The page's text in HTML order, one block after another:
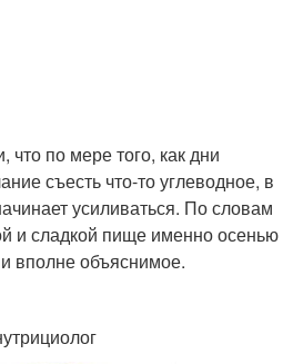
по мере того, как дни
съесть что-то углеводное, в
усиливаться. По словам
и сладкой пище именно осенью
вполне объяснимое.